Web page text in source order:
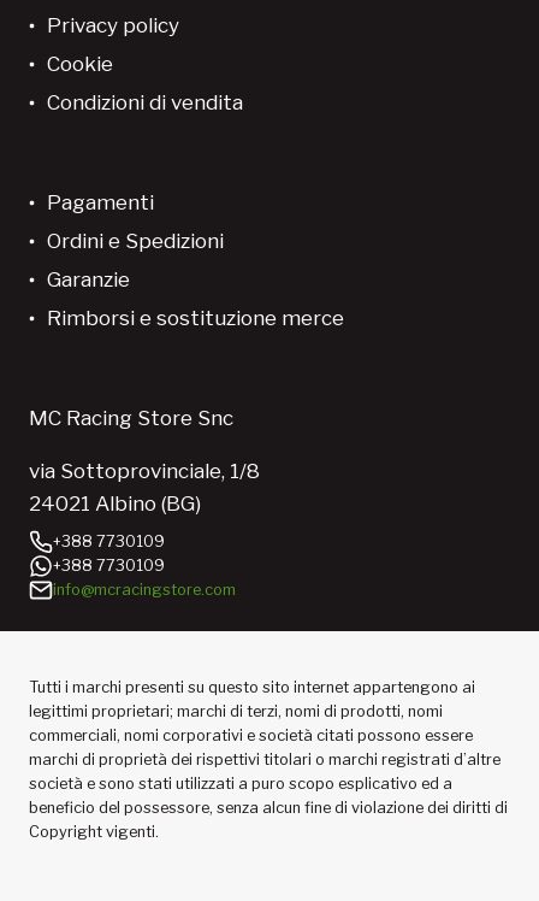
Privacy policy
Cookie
Condizioni di vendita
Pagamenti
Ordini e Spedizioni
Garanzie
Rimborsi e sostituzione merce
MC Racing Store Snc
via Sottoprovinciale, 1/8
24021 Albino (BG)
+388 7730109
+388 7730109
info@mcracingstore.com
Tutti i marchi presenti su questo sito internet appartengono ai
legittimi proprietari; marchi di terzi, nomi di prodotti, nomi
commerciali, nomi corporativi e società citati possono essere
marchi di proprietà dei rispettivi titolari o marchi registrati d’altre
società e sono stati utilizzati a puro scopo esplicativo ed a
beneficio del possessore, senza alcun fine di violazione dei diritti di
Copyright vigenti.